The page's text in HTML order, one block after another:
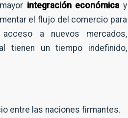
integración económicay
el flujo del comercio para
a nuevos mercados,
tienen un tiempo indefinido,
entre las naciones firmantes.